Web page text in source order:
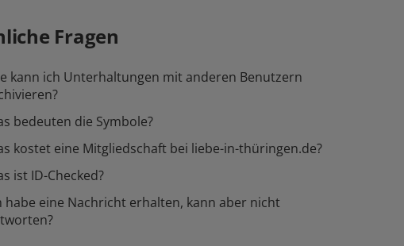
Fragen
kann ich Unterhaltungen mit anderen Benutzern
bedeuten die Symbole?
kostet eine Mitgliedschaft bei liebe-in-thüringen.de?
ist ID-Checked?
habe eine Nachricht erhalten, kann aber nicht